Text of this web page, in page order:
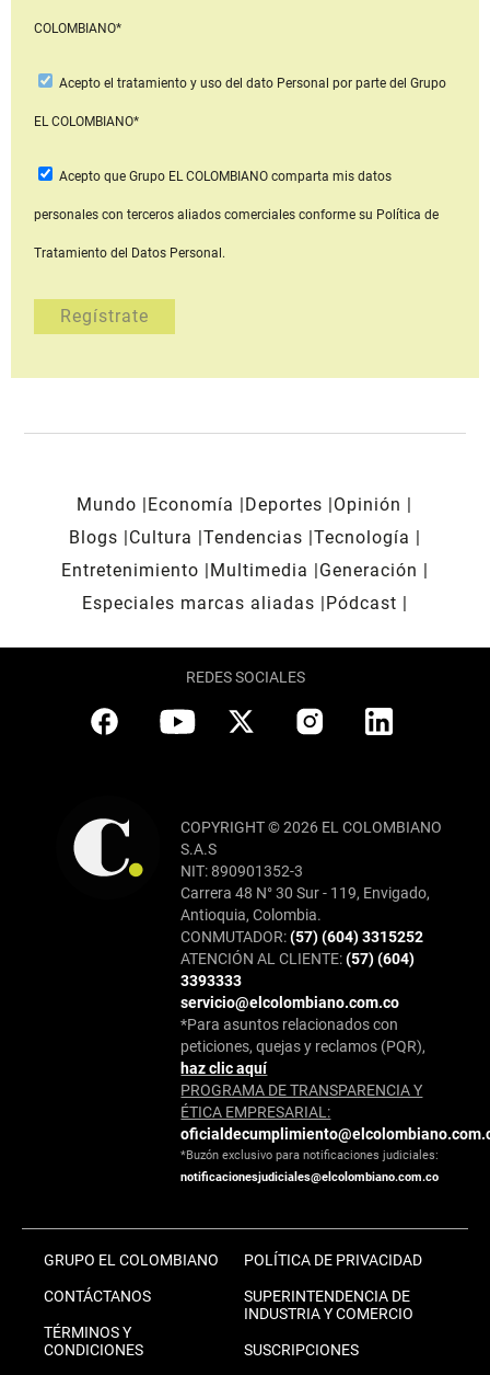
COLOMBIANO*
Acepto el tratamiento y uso del dato Personal por parte del Grupo
EL COLOMBIANO*
Acepto que Grupo EL COLOMBIANOcomparta mis datos
personales con terceros aliados comerciales conforme su Política de
Tratamiento del Datos Personal.
Mundo Economía Deportes
Opinión
Blogs
Cultura Tendencias Tecnología
Entretenimiento
Multimedia
Generación
Especiales marcas aliadas
Pódcast
REDES SOCIALES
COPYRIGHT © 2026 EL COLOMBIANO
S.A.S
NIT: 890901352-3
Carrera 48 N° 30 Sur - 119, Envigado,
Antioquia, Colombia.
CONMUTADOR:(57) (604) 3315252
ATENCIÓN AL CLIENTE:(57) (604)
3393333
servicio@elcolombiano.com.co
*Para asuntos relacionados con
peticiones, quejas y reclamos (PQR),
haz clic aquí
PROGRAMA DE TRANSPARENCIA Y
ÉTICA EMPRESARIAL:
*Buzón exclusivo para notificaciones judiciales:
notificacionesjudiciales@elcolombiano.com.co
GRUPO EL COLOMBIANO
CONTÁCTANOS
TÉRMINOS Y
CONDICIONES
POLÍTICA DE PRIVACIDAD
SUPERINTENDENCIA DE
INDUSTRIA Y COMERCIO
SUSCRIPCIONES